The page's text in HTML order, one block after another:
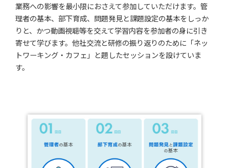
業務への影響を最小限におさえて参加していただけます。管
理者の基本、部下育成、問題発見と課題設定の基本をしっか
りと、かつ動画視聴等を交えて学習内容を参加者の身に引き
寄せて学びます。他社交流と研修の振り返りのために「ネッ
トワーキング・カフェ」と題したセッションを設けていま
す。